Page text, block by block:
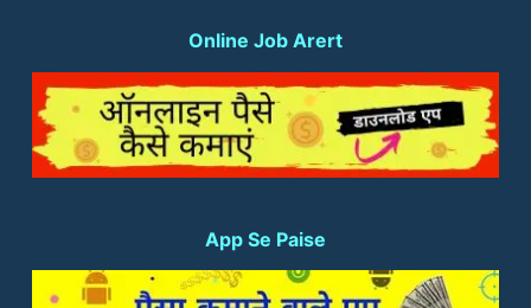
Online Job Arert
App Se Paise